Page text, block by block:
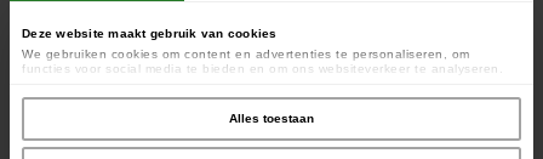
Deze website maakt gebruik van cookies
We gebruiken cookies om content en advertenties te personaliseren, om
functies voor social media te bieden en om ons websiteverkeer te analyseren.
social media, adverteren en analyse. Deze partners kunnen deze gegevens
combineren met andere informatie die u aan ze heeft verstrekt of die ze hebben
verzameld op basis van uw gebruik van hun services.
Alles toestaan